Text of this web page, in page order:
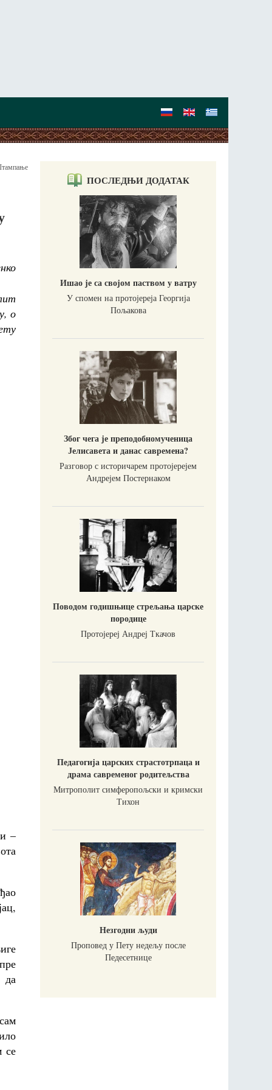
о
–
да
се
ПОСЛЕДЊИ ДОДАТАК
Ишао је са својом паством у ватру
У спомен на протојереја Георгија
Пољакова
Због чега је преподобномученица
Јелисавета и данас савремена?
Разговор с историчарем протојерејем
Андрејем Постернаком
Поводом годишњице стрељања царске
породице
Протојереј Андреј Ткачов
Педагогија царских страстотрпаца и
драма савременог родитељства
Митрополит симферопољски и кримски
Тихон
Незгодни људи
Проповед у Пету недељу после
Педесетнице